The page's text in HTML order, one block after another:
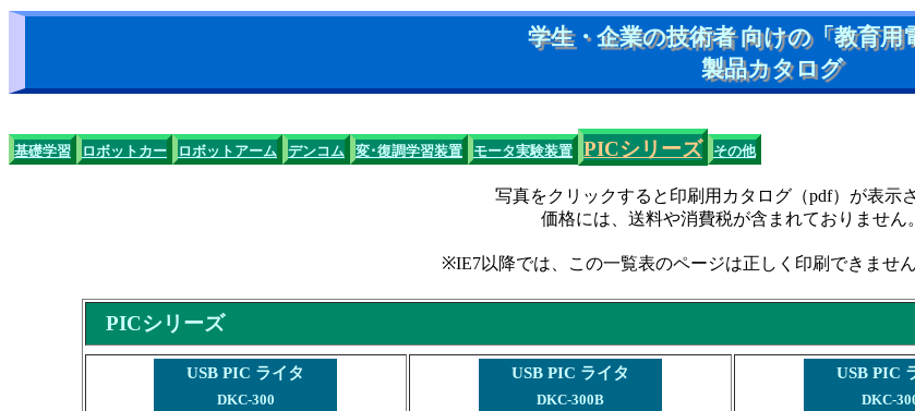
学生・企業の技術者 向けの「教育用
製品カタログ
基礎学習
ロボットカー ロボットアーム デンコム 変･復調学習装置 モータ実験装置 PICシリーズ その他
写真をクリックすると印刷用カタログ（pdf）が表示
価格には、送料や消費税が含まれておりません。
※IE7以降では、この一覧表のページは正しく印刷できませ
PICシリーズ
USB PIC ライタ
DKC-300
USB PIC ライタ
DKC-300B
USB PIC
DKC-